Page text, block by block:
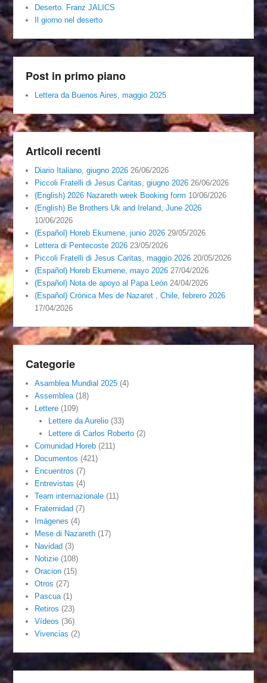
Deserto. Franz JALICS
Il giorno nel deserto
Post in primo piano
Lettera da Buenos Aires, maggio 2025
Articoli recenti
Diario Italiano, giugno 2026 26/06/2026
Piccoli Fratelli di Jesus Caritas, giugno 2026 26/06/2026
(English) 2026 Nazareth week Booking form 10/06/2026
(English) Be Brothers Uk and Ireland, June 2026
10/06/2026
(Español) Horeb Ekumene, junio 2026 29/05/2026
Lettera di Pentecoste 2026 23/05/2026
Piccoli Fratelli di Jesus Caritas, maggio 2026 20/05/2026
(Español) Horeb Ekumene, mayo 2026 27/04/2026
(Español) Nota de apoyo al Papa León 24/04/2026
(Español) Crónica Mes de Nazaret , Chile, febrero 2026
17/04/2026
Categorie
Asamblea Mundial 2025 (4)
Assemblea (18)
Lettere (109)
Lettere da Aurelio(33)
Lettere di Carlos Roberto(2)
Comunidad Horeb (211)
Documentos (421)
Encuentros (7)
Entrevistas (4)
Team internazionale (11)
Fraternidad (7)
Imágenes (4)
Mese di Nazareth (17)
Navidad (3)
Notizie (108)
Oracion (15)
Otros (27)
Pascua (1)
Retiros (23)
Vídeos (36)
Vivencias (2)